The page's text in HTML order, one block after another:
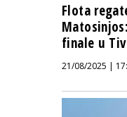
Flota
finale u
21/08/2025 |